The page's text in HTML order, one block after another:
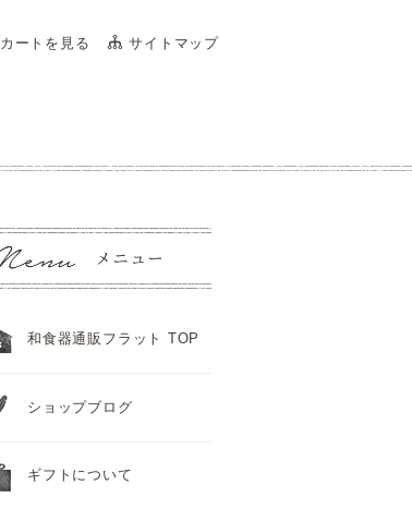
カートを見る サイトマップ
和食器通販フラット TOP
ショップブログ
ギフトについて